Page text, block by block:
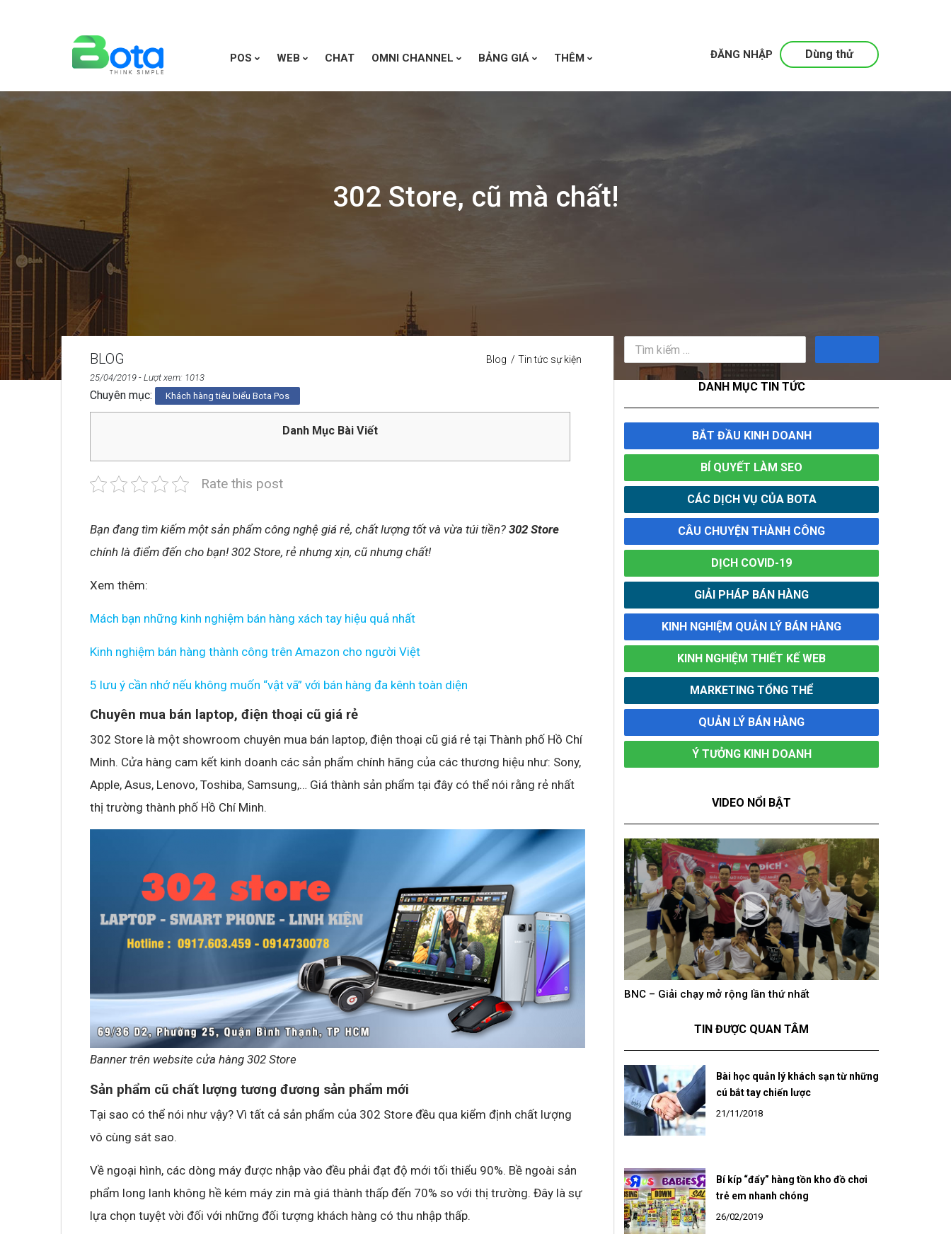
POS WEB CHAT OMNI CHANNEL BẢNG GIÁ THÊM Dùng thử
ĐĂNG NHẬP
302 Store, cũ mà chất!
BLOG Blog Tin tức sự kiện
25/04/2019 - Lượt xem: 1013
Chuyên mục: Khách hàng tiêu biểu Bota Pos
Danh Mục Bài Viết
Rate this post
Bạn đang tìm kiếm một sản phẩm công nghệ giá rẻ, chất lượng tốt và vừa túi tiền? 302 Store
chính là điểm đến cho bạn! 302 Store, rẻ nhưng xịn, cũ nhưng chất!
Xem thêm:
Mách bạn những kinh nghiệm bán hàng xách tay hiệu quả nhất
Kinh nghiệm bán hàng thành công trên Amazon cho người Việt
5 lưu ý cần nhớ nếu không muốn “vật vã” với bán hàng đa kênh toàn diện
Chuyên mua bán laptop, điện thoại cũ giá rẻ
302 Store là một showroom chuyên mua bán laptop, điện thoại cũ giá rẻ tại Thành phố Hồ Chí
Minh. Cửa hàng cam kết kinh doanh các sản phẩm chính hãng của các thương hiệu như: Sony,
Apple, Asus, Lenovo, Toshiba, Samsung,… Giá thành sản phẩm tại đây có thể nói rằng rẻ nhất
thị trường thành phố Hồ Chí Minh.
Banner trên website cửa hàng 302 Store
Sản phẩm cũ chất lượng tương đương sản phẩm mới
Tại sao có thể nói như vậy? Vì tất cả sản phẩm của 302 Store đều qua kiểm định chất lượng
vô cùng sát sao.
Về ngoại hình, các dòng máy được nhập vào đều phải đạt độ mới tối thiểu 90%. Bề ngoài sản
phẩm long lanh không hề kém máy zin mà giá thành thấp đến 70% so với thị trường. Đây là sự
lựa chọn tuyệt vời đối với những đối tượng khách hàng có thu nhập thấp.
DANH MỤC TIN TỨC
BẮT ĐẦU KINH DOANH
BÍ QUYẾT LÀM SEO
CÁC DỊCH VỤ CỦA BOTA
CÂU CHUYỆN THÀNH CÔNG
DỊCH COVID-19
GIẢI PHÁP BÁN HÀNG
KINH NGHIỆM QUẢN LÝ BÁN HÀNG
KINH NGHIỆM THIẾT KẾ WEB
MARKETING TỔNG THỂ
QUẢN LÝ BÁN HÀNG
Ý TƯỞNG KINH DOANH
VIDEO NỔI BẬT
Không khí cổ vũ U23 Việt Nam tại BNC Group trên
sóng truyền hình K+
BNC – Giải chạy mở rộng lần thứ nhất
Không khí cổ vũ U23 Việt Nam tại BNC Group trên
Bài học quản lý khách sạn từ những
Bí kíp “đẩy” hàng tồn kho đồ chơi